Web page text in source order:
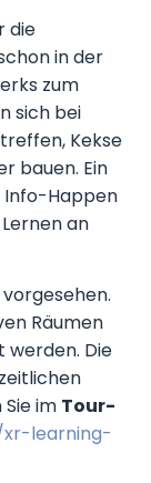
die
in der
zum
sich bei
Kekse
bauen. Ein
Info-Happen
an
vorgesehen.
Räumen
werden. Die
im Tour-
learning-